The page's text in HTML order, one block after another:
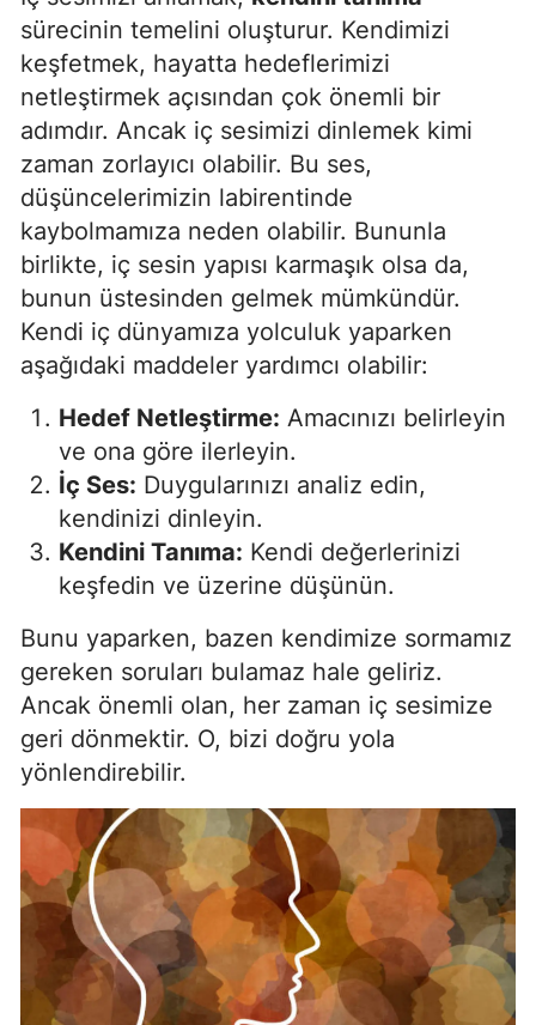
Manisa
Kahramanmaraş
Mardin
Muğla
Muş
Nevşehir
Niğde
Ordu
Rize
Sakarya
Siirt
Sinop
Sivas
Tekirdağ
Trabzon
Tunceli
Şanlıurfa
Uşak
Van
sürecinin temelini oluşturur. Kendimizi
keşfetmek, hayatta hedeflerimizi
netleştirmek açısından çok önemli bir
adımdır. Ancak iç sesimizi dinlemek kimi
zaman zorlayıcı olabilir. Bu ses,
düşüncelerimizin labirentinde
kaybolmamıza neden olabilir. Bununla
birlikte, iç sesin yapısı karmaşık olsa da,
bunun üstesinden gelmek mümkündür.
Kendi iç dünyamıza yolculuk yaparken
aşağıdaki maddeler yardımcı olabilir:
Hedef Netleştirme: Amacınızı belirleyin
ve ona göre ilerleyin.
İç Ses: Duygularınızı analiz edin,
kendinizi dinleyin.
Kendini Tanıma: Kendi değerlerinizi
keşfedin ve üzerine düşünün.
Bunu yaparken, bazen kendimize sormamız
gereken soruları bulamaz hale geliriz.
Ancak önemli olan, her zaman iç sesimize
geri dönmektir. O, bizi doğru yola
yönlendirebilir.